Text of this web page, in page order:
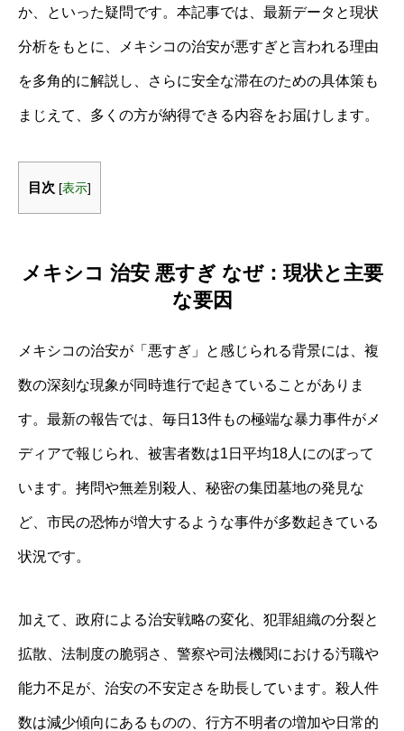
か、といった疑問です。本記事では、最新データと現状
分析をもとに、メキシコの治安が悪すぎと言われる理由
を多角的に解説し、さらに安全な滞在のための具体策も
まじえて、多くの方が納得できる内容をお届けします。
目次 [表示]
メキシコ 治安 悪すぎ なぜ：現状と主要
な要因
メキシコの治安が「悪すぎ」と感じられる背景には、複
数の深刻な現象が同時進行で起きていることがありま
す。最新の報告では、毎日13件もの極端な暴力事件がメ
ディアで報じられ、被害者数は1日平均18人にのぼって
います。拷問や無差別殺人、秘密の集団墓地の発見な
ど、市民の恐怖が増大するような事件が多数起きている
状況です。
加えて、政府による治安戦略の変化、犯罪組織の分裂と
拡散、法制度の脆弱さ、警察や司法機関における汚職や
能力不足が、治安の不安定さを助長しています。殺人件
数は減少傾向にあるものの、行方不明者の増加や日常的